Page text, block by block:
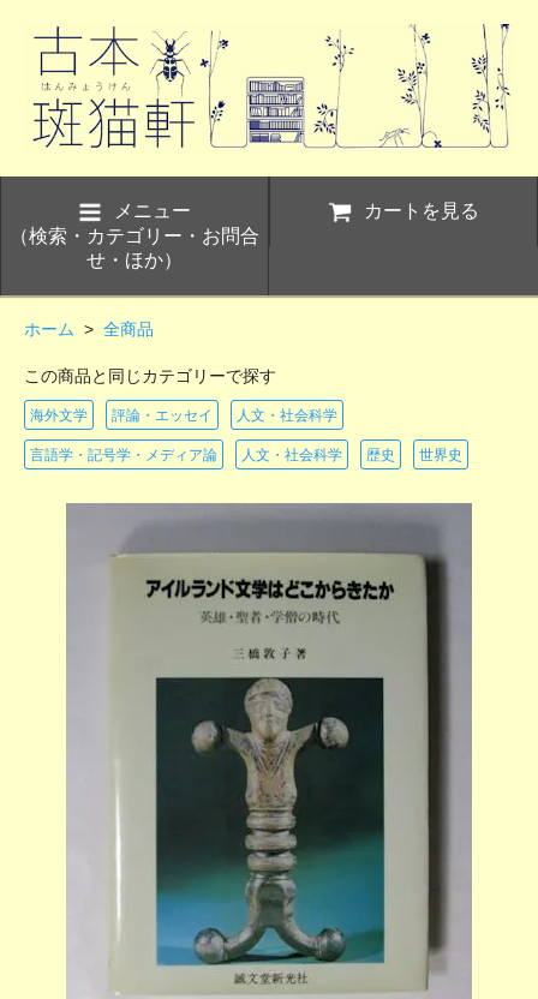
メニュー
（検索・カテゴリー・お問合
せ・ほか）
カートを見る
ホーム > 全商品
この商品と同じカテゴリーで探す
海外文学 評論・エッセイ 人文・社会科学
言語学・記号学・メディア論 人文・社会科学 歴史 世界史